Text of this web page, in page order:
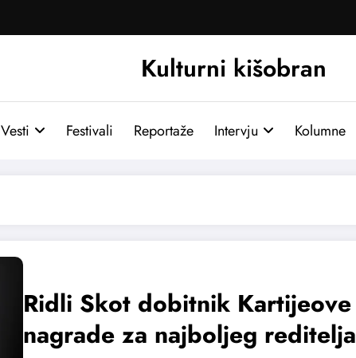
Kulturni kišobran
Vesti Festivali Reportaže Intervju Kolumne
Ridli Skot dobitnik Kartijeove
nagrade za najboljeg reditelja